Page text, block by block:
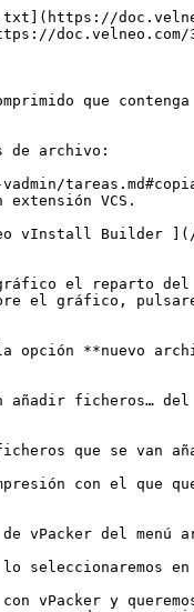
doc.velneo.com/
que
de archivo:
VCS.
vInstall Builder
el reparto
el gráfico,
opción **nuevo
ficheros… del
que se van
con el que
vPacker del menú
seleccionaremos
vPacker y